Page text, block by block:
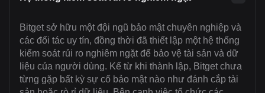
Bitget sở hữu một đội ngũ bảo mật chuyên nghiệp và
các đối tác uy tín, đồng thời đã thiết lập một hệ thống
kiểm soát rủi ro nghiêm ngặt để bảo vệ tài sản và dữ
liệu của người dùng. Kể từ khi thành lập, Bitget chưa
từng gặp bất kỳ sự cố bảo mật nào như đánh cắp tài